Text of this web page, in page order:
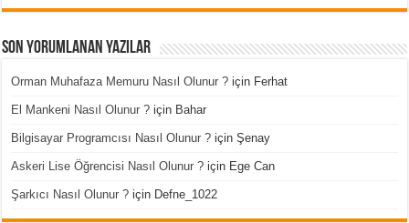
Son Yorumlanan Yazılar
Orman Muhafaza Memuru Nasıl Olunur ? için Ferhat
El Mankeni Nasıl Olunur ? için Bahar
Bilgisayar Programcısı Nasıl Olunur ? içinŞenay
Askeri Lise Öğrencisi Nasıl Olunur ? için Ege Can
Şarkıcı Nasıl Olunur ? için Defne_1022